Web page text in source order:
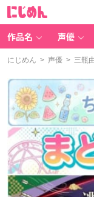
作品名 声優
にじめん > 声優 > 三瓶